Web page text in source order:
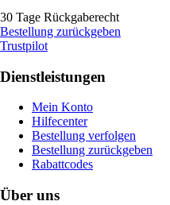
30 Tage Rückgaberecht
Bestellung zurückgeben
Trustpilot
Dienstleistungen
Mein Konto
Hilfecenter
Bestellung verfolgen
Bestellung zurückgeben
Rabattcodes
Über uns